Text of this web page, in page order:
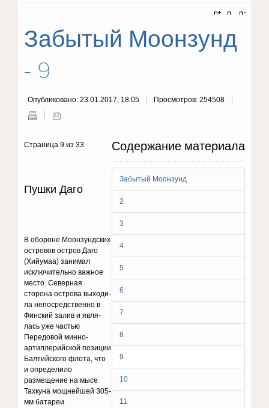
Забытый Моонзунд
- 9
Опубликовано: 23.01.2017, 18:05 Просмотров: 254508
Содержание материала
Забытый Моонзунд
2
3
4
5
6
7
8
9
10
11
Страница 9 из 33
Пушки Даго
В обороне Моонзундских
островов остров Даго
(Хийумаа) занимал
исключительно важ­ное
место. Северная
сторона острова выходи­
ла непосредственно в
Финский залив и явля­
лась уже частью
Передовой минно-
артиллерийской позиции
Балтийского флота, что
и оп­ределило
размещение на мысе
Тахкуна мощ­нейшей 305-
мм батареи.